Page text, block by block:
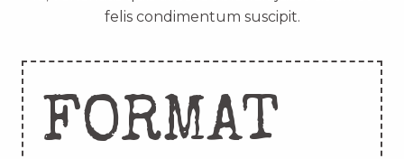
felis condimentum suscipit.
FORMAT